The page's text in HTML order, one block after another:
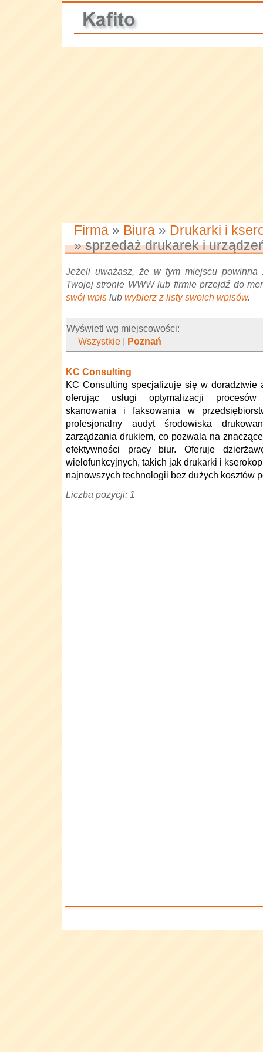
Firma » Biura » Drukarki i
» sprzedaż drukarek i
Jeżeli uważasz, że w tym miejscu powinna
Twojej stronie WWW lub firmie przejdź do
swój wpis lub wybierz z listy swoich wpisów.
Wyświetl wg miejscowości:
Wszystkie | Poznań
KC Consulting
KC Consulting specjalizuje się w doradztwie
oferując usługi optymalizacji procesów
skanowania i faksowania w
profesjonalny audyt środowiska
zarządzania drukiem, co pozwala na
efektywności pracy biur. Oferuje
wielofunkcyjnych, takich jak drukarki i
najnowszych technologii bez dużych kosztów
Liczba pozycji: 1